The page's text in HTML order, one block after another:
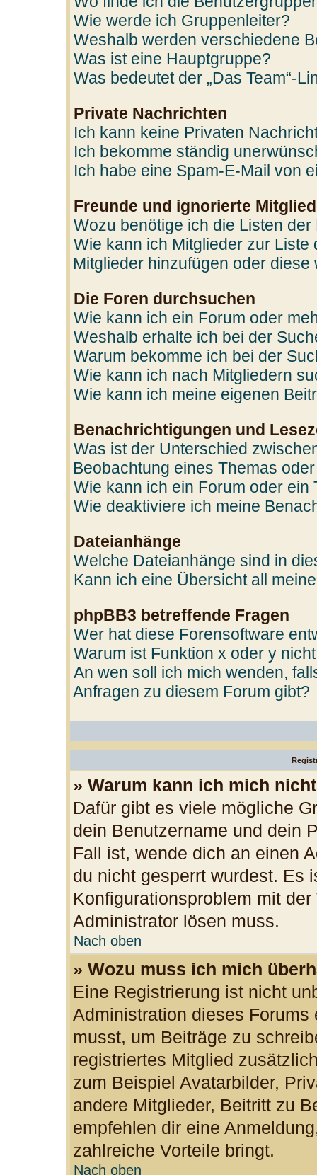
Wie werde ich Gruppenleiter?
Weshalb werden verschiedene
Was ist eine Hauptgruppe?
Was bedeutet der „Das Team“-
Private Nachrichten
Ich kann keine Privaten
Ich bekomme ständig
Ich habe eine Spam-E-Mail von
Freunde und ignorierte
Wozu benötige ich die Listen
Wie kann ich Mitglieder zur
Mitglieder hinzufügen oder
Die Foren durchsuchen
Wie kann ich ein Forum oder
Weshalb erhalte ich bei der
Warum bekomme ich bei der
Wie kann ich nach Mitgliedern
Wie kann ich meine eigenen
Benachrichtigungen und
Was ist der Unterschied
Beobachtung eines Themas
Wie kann ich ein Forum oder ein
Wie deaktiviere ich meine
Dateianhänge
Welche Dateianhänge sind in
Kann ich eine Übersicht all
phpBB3 betreffende Fragen
Wer hat diese Forensoftware
Warum ist Funktion x oder y
An wen soll ich mich wenden,
Anfragen zu diesem Forum gibt?
» Warum kann ich mich
Dafür gibt es viele mögliche
dein Benutzername und dein
Fall ist, wende dich an einen
du nicht gesperrt wurdest. Es
Konfigurationsproblem mit
Administrator lösen muss.
Nach oben
» Wozu muss ich mich
Eine Registrierung ist nicht
Administration dieses
musst, um Beiträge zu
registriertes Mitglied
zum Beispiel Avatarbilder,
andere Mitglieder, Beitritt zu
empfehlen dir eine
zahlreiche Vorteile bringt.
Nach oben